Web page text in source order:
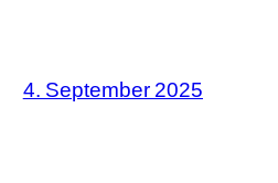
4. September 2025